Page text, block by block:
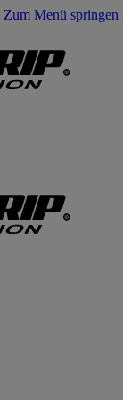
Zum Menü springen